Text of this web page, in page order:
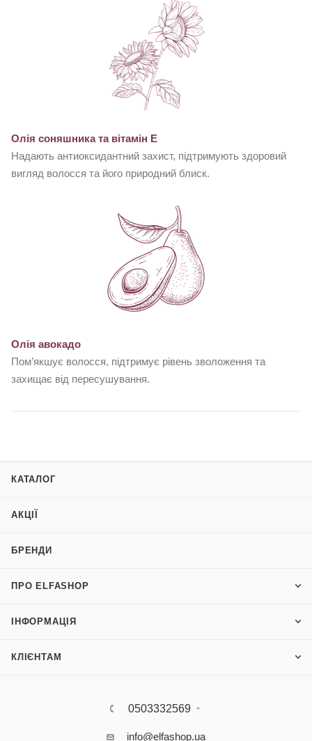
Олія соняшника та вітамін Е
Надають антиоксидантний захист, підтримують здоровий
вигляд волосся та його природний блиск.
Олія авокадо
Пом’якшує волосся, підтримує рівень зволоження та
захищає від пересушування.
КАТАЛОГ
АКЦІЇ
БРЕНДИ
ПРО ELFASHOP
ІНФОРМАЦІЯ
КЛІЄНТАМ
0503332569
info@elfashop.ua